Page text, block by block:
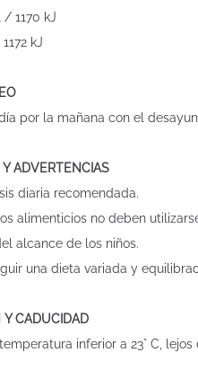
/ 1170 kJ
kJ
por la mañana con el
ADVERTENCIAS
diaria recomendada.
alimenticios no deben
alcance de los niños.
una dieta variada y
CADUCIDAD
inferior a 23° C,